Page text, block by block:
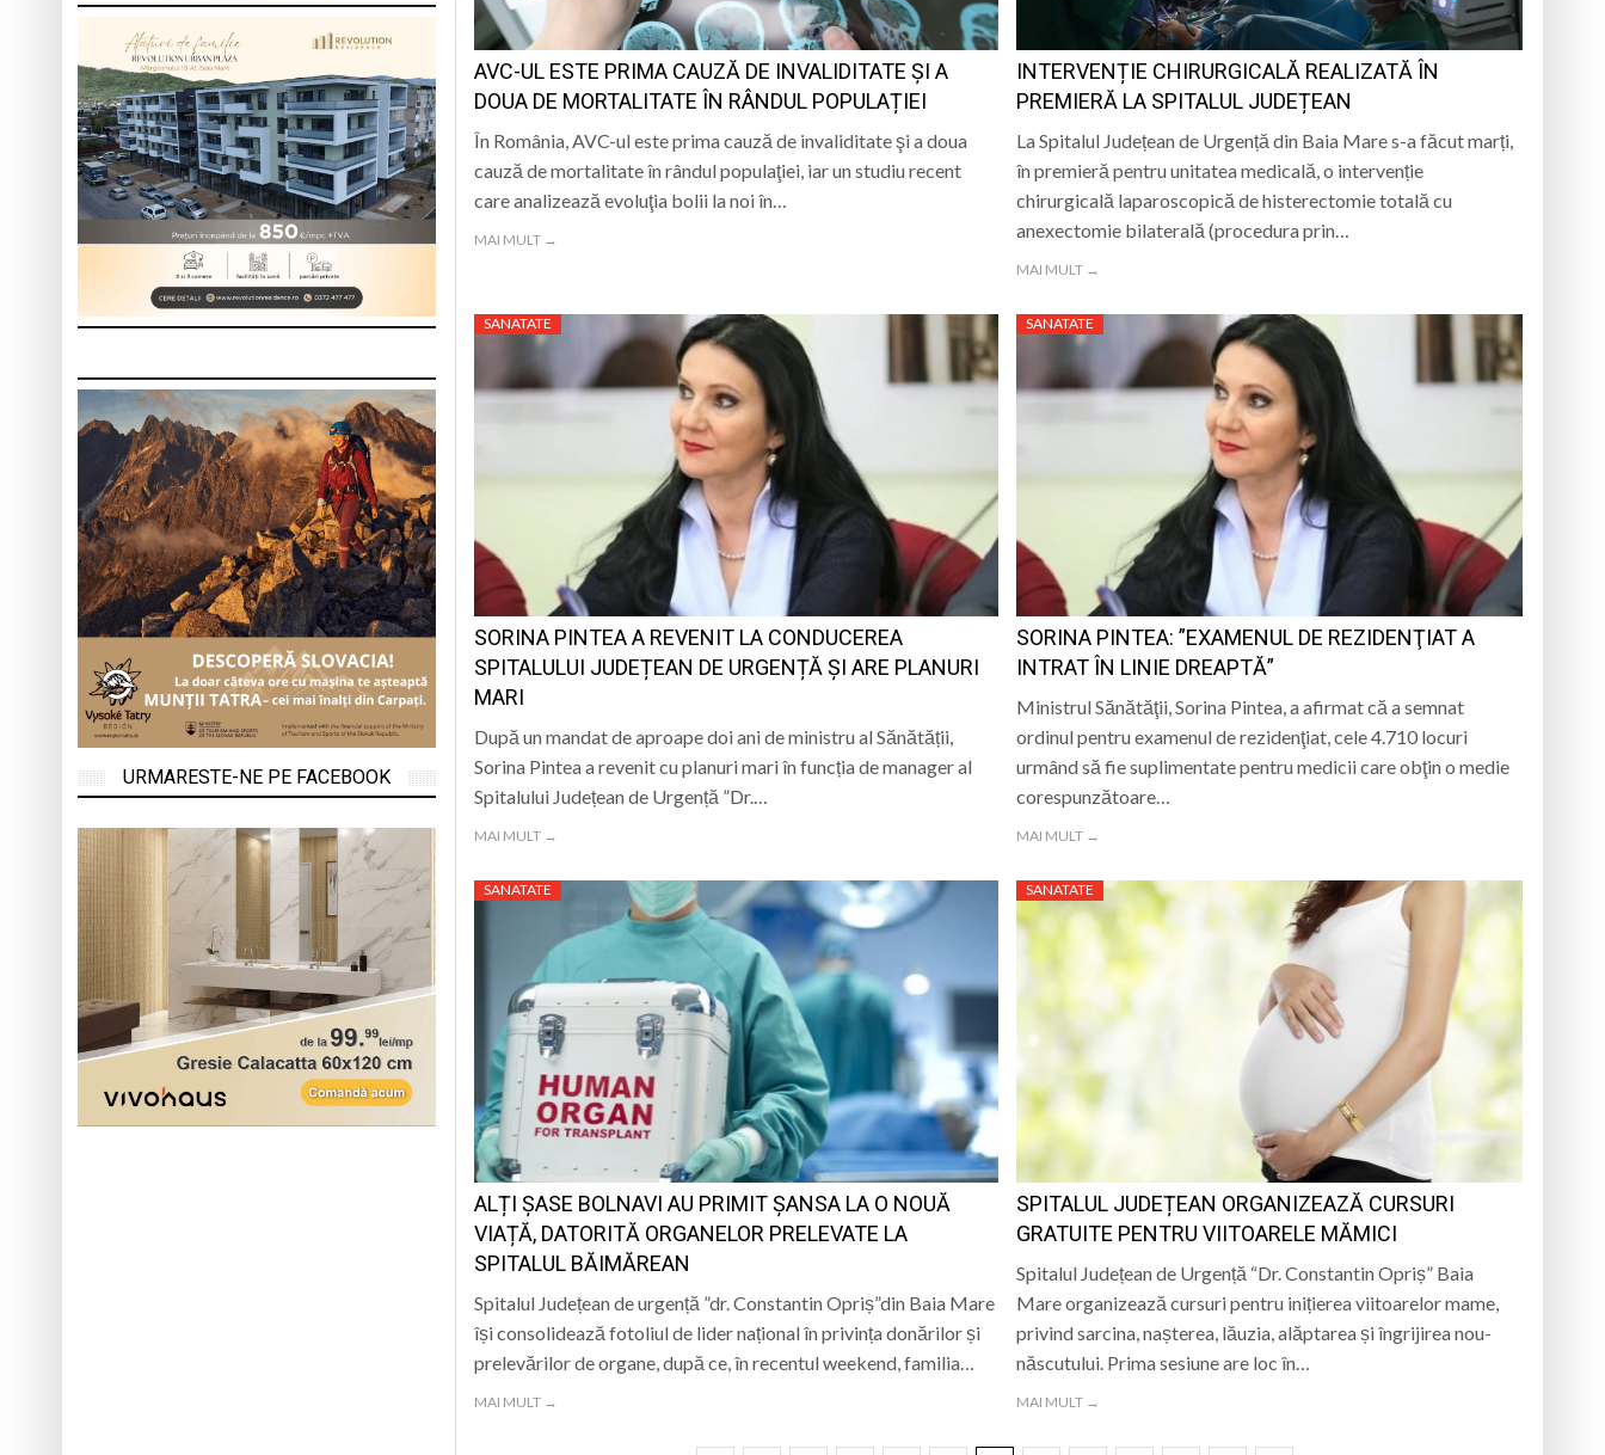
AVC-UL ESTE PRIMA CAUZĂ DE INVALIDITATE ŞI A
DOUA DE MORTALITATE ÎN RÂNDUL POPULAȚIEI
În România, AVC-ul este prima cauză de invaliditate şi a doua
cauză de mortalitate în rândul populaţiei, iar un studiu recent
care analizează evoluţia bolii la noi în…
MAI MULT →
INTERVENȚIE CHIRURGICALĂ REALIZATĂ ÎN
PREMIERĂ LA SPITALUL JUDEȚEAN
La Spitalul Județean de Urgență din Baia Mare s-a făcut marți,
în premieră pentru unitatea medicală, o intervenție
chirurgicală laparoscopică de histerectomie totală cu
anexectomie bilaterală (procedura prin…
MAI MULT →
SANATATE
SORINA PINTEA A REVENIT LA CONDUCEREA
SPITALULUI JUDEȚEAN DE URGENȚĂ ȘI ARE PLANURI
MARI
După un mandat de aproape doi ani de ministru al Sănătății,
Sorina Pintea a revenit cu planuri mari în funcția de manager al
Spitalului Județean de Urgență ”Dr.…
MAI MULT →
SANATATE
SORINA PINTEA: ”EXAMENUL DE REZIDENŢIAT A
INTRAT ÎN LINIE DREAPTĂ”
Ministrul Sănătăţii, Sorina Pintea, a afirmat că a semnat
ordinul pentru examenul de rezidenţiat, cele 4.710 locuri
urmând să fie suplimentate pentru medicii care obţin o medie
corespunzătoare…
MAI MULT →
SANATATE
ALȚI ȘASE BOLNAVI AU PRIMIT ȘANSA LA O NOUĂ
VIAȚĂ, DATORITĂ ORGANELOR PRELEVATE LA
SPITALUL BĂIMĂREAN
Spitalul Județean de urgență ”dr. Constantin Opriș”din Baia Mare
își consolidează fotoliul de lider național în privința donărilor și
prelevărilor de organe, după ce, în recentul weekend, familia…
MAI MULT →
SANATATE
SPITALUL JUDEȚEAN ORGANIZEAZĂ CURSURI
GRATUITE PENTRU VIITOARELE MĂMICI
Spitalul Județean de Urgență “Dr. Constantin Opriș” Baia
Mare organizează cursuri pentru inițierea viitoarelor mame,
privind sarcina, nașterea, lăuzia, alăptarea și îngrijirea nou-
născutului. Prima sesiune are loc în…
MAI MULT →
URMARESTE-NE PE FACEBOOK